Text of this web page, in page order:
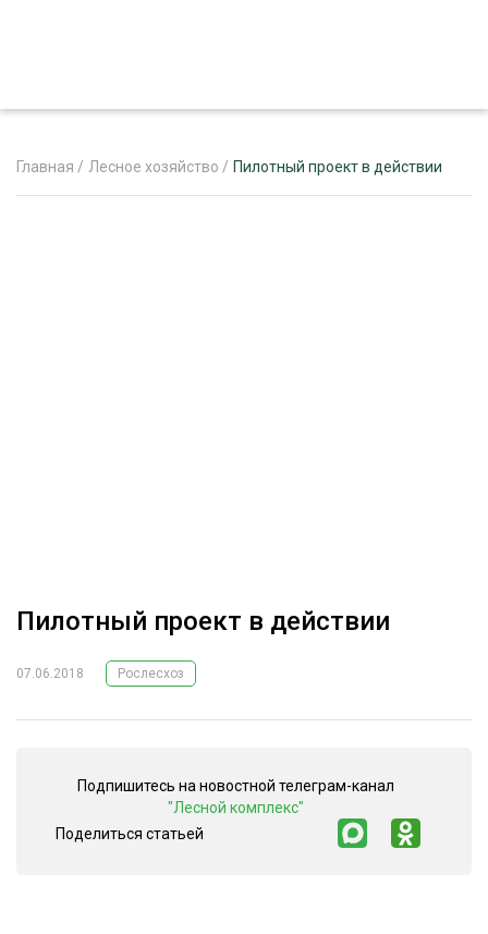
ЛЕСОВОССТАНОВЛЕНИЕ И ЗАЩИТА
ЛОГИСТИКА
КОМПЛЕКСНАЯ ПЕРЕРАБОТКА
ТЕМАТИЧЕСКИЕ ПРОЕКТЫ
Главная / Лесное хозяйство / Пилотный проект в действии
Пилотный проект в действии
07.06.2018 Рослесхоз
Подпишитесь на новостной телеграм-канал
"Лесной комплекс"
Поделиться статьей